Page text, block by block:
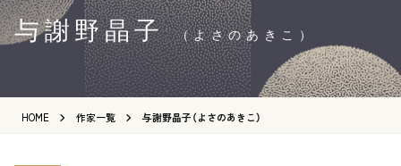
与謝野晶子 （よさのあきこ）
HOME 作家一覧 与謝野晶子（よさのあきこ）